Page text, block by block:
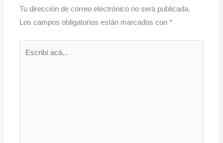
Tu dirección de correo electrónico no será publicada.
Los campos obligatorios están marcados con*